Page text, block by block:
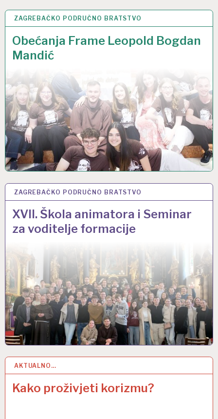
ZAGREBAČKO PODRUČNO BRATSTVO
Obećanja Frame Leopold Bogdan
Mandić
21 SVI 2025
ZAGREBAČKO PODRUČNO BRATSTVO
XVII. Škola animatora i Seminar
za voditelje formacije
18 OŽU 2025
AKTUALNO…
Kako proživjeti korizmu?
5 OŽU 2025